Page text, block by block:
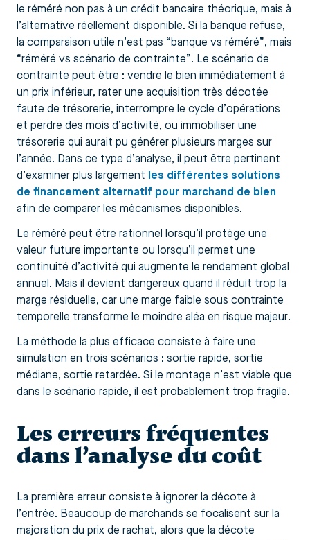
le réméré non pas à un crédit bancaire théorique, mais à
l’alternative réellement disponible. Si la banque refuse,
la comparaison utile n’est pas “banque vs réméré”, mais
“réméré vs scénario de contrainte”. Le scénario de
contrainte peut être : vendre le bien immédiatement à
un prix inférieur, rater une acquisition très décotée
faute de trésorerie, interrompre le cycle d’opérations
et perdre des mois d’activité, ou immobiliser une
trésorerie qui aurait pu générer plusieurs marges sur
l’année. Dans ce type d’analyse, il peut être pertinent
d’examiner plus largement
les différentes solutions
de financement alternatif pour marchand de bien
afin de comparer les mécanismes disponibles.
Le réméré peut être rationnel lorsqu’il protège une
valeur future importante ou lorsqu’il permet une
continuité d’activité qui augmente le rendement global
annuel. Mais il devient dangereux quand il réduit trop la
marge résiduelle, car une marge faible sous contrainte
temporelle transforme le moindre aléa en risque majeur.
La méthode la plus efficace consiste à faire une
simulation en trois scénarios : sortie rapide, sortie
médiane, sortie retardée. Si le montage n’est viable que
dans le scénario rapide, il est probablement trop fragile.
Les erreurs fréquentes
dans l’analyse du coût
La première erreur consiste à ignorer la décote à
l’entrée. Beaucoup de marchands se focalisent sur la
majoration du prix de rachat, alors que la décote